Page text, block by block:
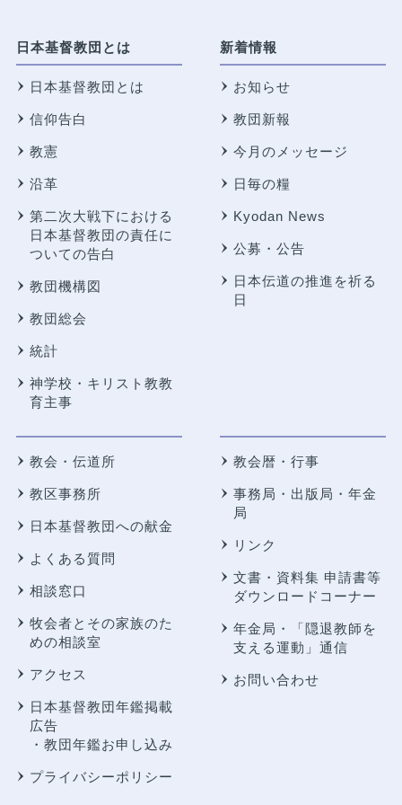
日本基督教団とは
日本基督教団とは
信仰告白
教憲
沿革
第二次大戦下における
日本基督教団の責任に
ついての告白
教団機構図
教団総会
統計
神学校・キリスト教教
育主事
新着情報
お知らせ
教団新報
今月のメッセージ
日毎の糧
Kyodan News
公募・公告
日本伝道の推進を祈る
日
教会・伝道所
教区事務所
日本基督教団への献金
よくある質問
相談窓口
牧会者とその家族のた
めの相談室
アクセス
日本基督教団年鑑掲載
広告
・教団年鑑お申し込み
プライバシーポリシー
教会暦・行事
事務局・出版局・年金
局
リンク
文書・資料集 申請書等
ダウンロードコーナー
年金局・
「隠退教師を
支える運動」通信
お問い合わせ